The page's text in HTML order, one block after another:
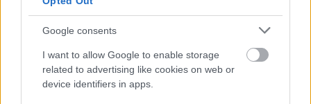
Google consents
I want to allow Google to enable storage
related to advertising like cookies on web or
device identifiers in apps.
La última hora de la jornada 15 – Alaba, posible baja